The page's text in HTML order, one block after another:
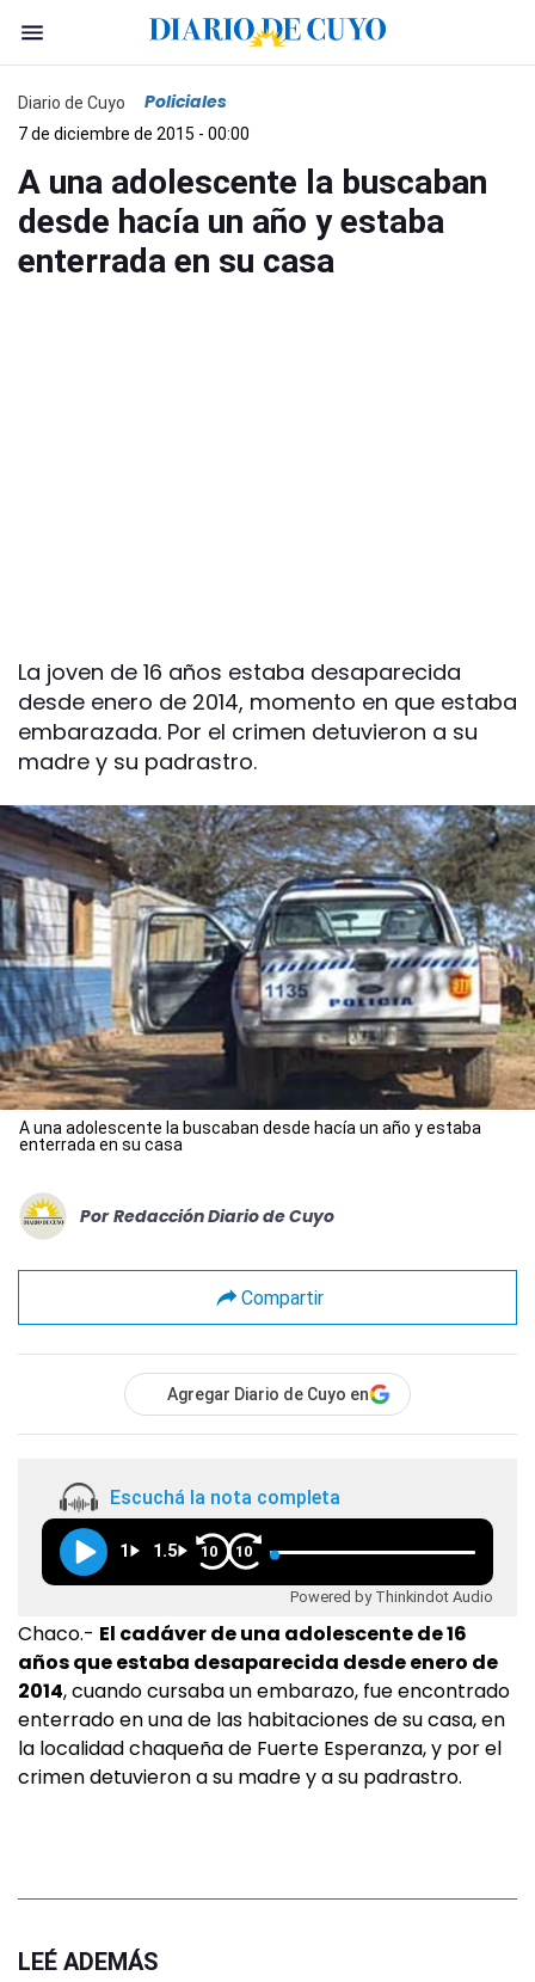
Diario de Cuyo Policiales
7 de diciembre de 2015 - 00:00
A una adolescente la buscaban
desde hacía un año y estaba
enterrada en su casa
La joven de 16 años estaba desaparecida
desde enero de 2014, momento en que estaba
embarazada. Por el crimen detuvieron a su
madre y su padrastro.
A una adolescente la buscaban desde hacía un año y estaba
enterrada en su casa
Por Redacción Diario de Cuyo
Compartir
Agregar Diario de Cuyo en
Escuchá la nota completa
1 1.5 10 10
Powered by Thinkindot Audio
Chaco.- El cadáver de una adolescente de 16
años que estaba desaparecida desde enero de
2014, cuando cursaba un embarazo, fue encontrado
enterrado en una de las habitaciones de su casa, en
la localidad chaqueña de Fuerte Esperanza, y por el
crimen detuvieron a su madre y a su padrastro.
LEÉ ADEMÁS